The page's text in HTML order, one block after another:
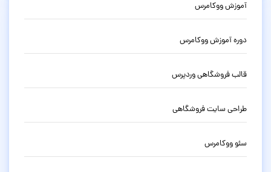
آموزش ووکامرس
دوره آموزش ووکامرس
قالب فروشگاهی وردپرس
طراحی سایت فروشگاهی
سئو ووکامرس